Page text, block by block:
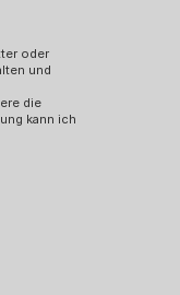
oder
und
die
kann ich